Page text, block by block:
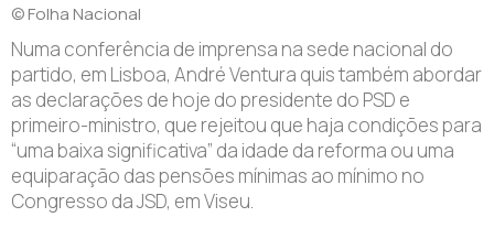
© Folha Nacional
Numa conferência de imprensa na sede nacional do
partido, em Lisboa, André Ventura quis também abordar
as declarações de hoje do presidente do PSD e
primeiro-ministro, que rejeitou que haja condições para
“uma baixa significativa” da idade da reforma ou uma
equiparação das pensões mínimas ao mínimo no
Congresso da JSD, em Viseu.